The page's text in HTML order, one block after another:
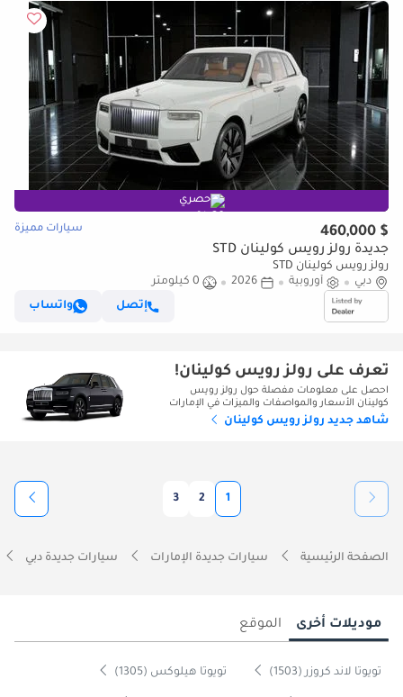
حصري
$ 460,000 سيارات مميزة
جديدة رولز رويس كولينان STD
رولز رويس كولينان STD
دبي
أوروبية 2026
0 كيلومتر
إتصل
واتساب
تعرف على رولز رويس كولينان!
احصل على معلومات مفصلة حول رولز رويس
كولينان الأسعار والمواصفات والميزات في الإمارات
شاهد جديد رولز رويس كولينان
1
2
3
الصفحة الرئيسية سيارات جديدة الإمارات سيارات جديدة دبي
موديلات أخرى الموقع
تويوتا لاند كروزر (1503) تويوتا هيلوكس (1305)